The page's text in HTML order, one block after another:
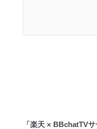
「楽天 × BBchatTV